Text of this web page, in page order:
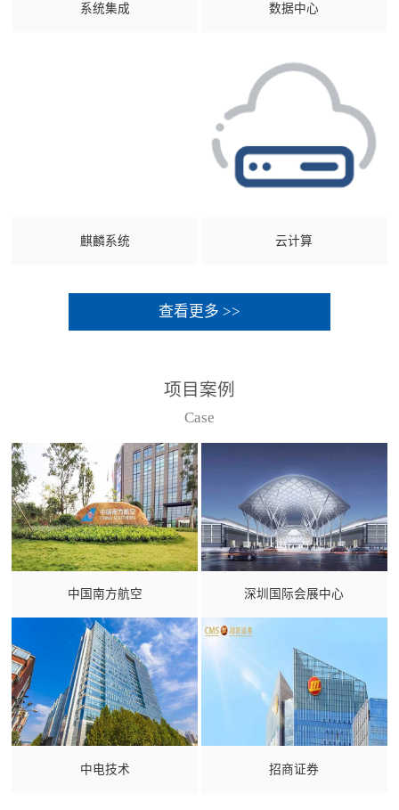
系统集成 数据中心
麒麟系统 云计算
查看更多 >>
项目案例
Case
中国南方航空 深圳国际会展中心
中电技术 招商证券